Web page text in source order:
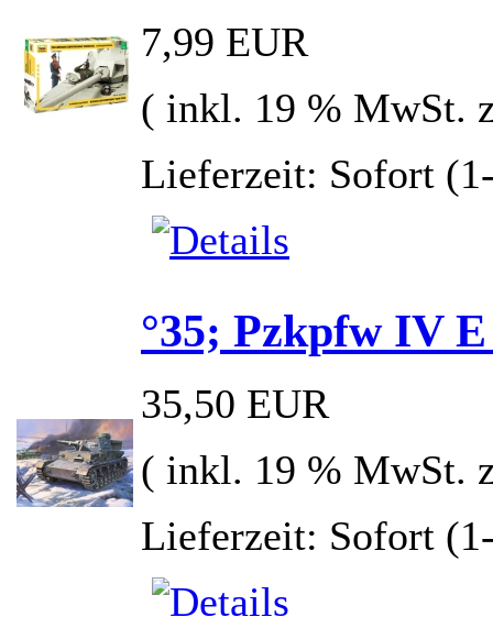
7,99 EUR
( inkl. 19 % MwSt.
Lieferzeit: Sofort
°35; Pzkpfw IV
35,50 EUR
( inkl. 19 % MwSt.
Lieferzeit: Sofort